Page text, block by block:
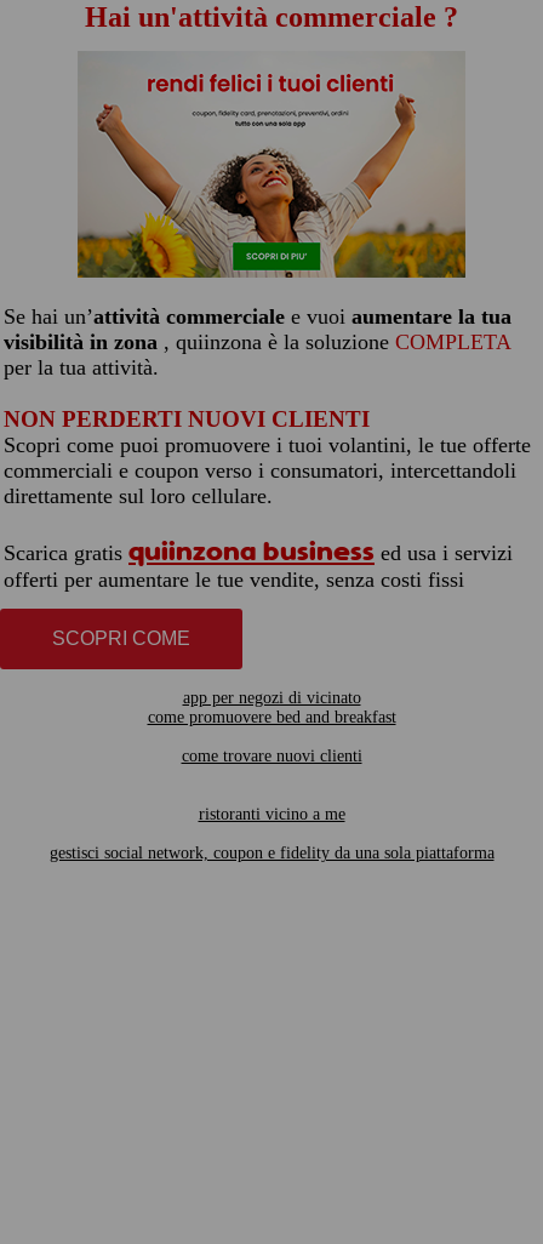
Hai un'attività commerciale ?
Se hai un’attività commerciale e vuoi aumentare la tua
visibilità in zona , quiinzona è la soluzione COMPLETA
per la tua attività.
NON PERDERTI NUOVI CLIENTI
Scopri come puoi promuovere i tuoi volantini, le tue offerte
commerciali e coupon verso i consumatori, intercettandoli
direttamente sul loro cellulare.
Scarica gratis quiinzona business ed usa i servizi
offerti per aumentare le tue vendite, senza costi fissi
SCOPRI COME
app per negozi di vicinato
come promuovere bed and breakfast
come trovare nuovi clienti
ristoranti vicino a me
gestisci social network, coupon e fidelity da una sola piattaforma